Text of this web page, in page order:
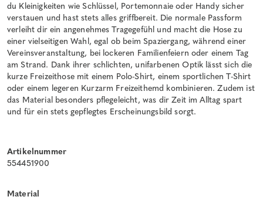
du Kleinigkeiten wie Schlüssel, Portemonnaie oder Handy sicher
verstauen und hast stets alles griffbereit. Die normale Passform
verleiht dir ein angenehmes Tragegefühl und macht die Hose zu
einer vielseitigen Wahl, egal ob beim Spaziergang, während einer
Vereinsveranstaltung, bei lockeren Familienfeiern oder einem Tag
am Strand. Dank ihrer schlichten, unifarbenen Optik lässt sich die
kurze Freizeithose mit einem Polo-Shirt, einem sportlichen T-Shirt
oder einem legeren Kurzarm Freizeithemd kombinieren. Zudem ist
das Material besonders pflegeleicht, was dir Zeit im Alltag spart
und für ein stets gepflegtes Erscheinungsbild sorgt.
Artikelnummer
554451900
Material